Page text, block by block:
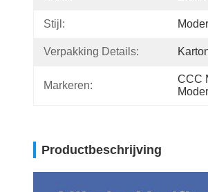
Stijl:
Verpakking Details:
Markeren:
CCC
Productbeschrijving